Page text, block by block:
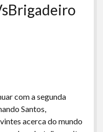
com a segunda
Santos,
acerca do mundo